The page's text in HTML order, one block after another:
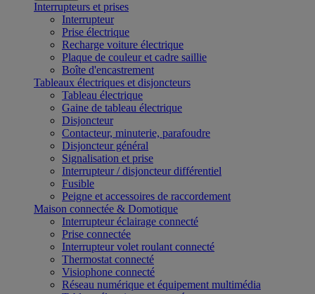
Interrupteurs et prises
Interrupteur
Prise électrique
Recharge voiture électrique
Plaque de couleur et cadre saillie
Boîte d'encastrement
Tableaux électriques et disjoncteurs
Tableau électrique
Gaine de tableau électrique
Disjoncteur
Contacteur, minuterie, parafoudre
Disjoncteur général
Signalisation et prise
Interrupteur / disjoncteur différentiel
Fusible
Peigne et accessoires de raccordement
Maison connectée & Domotique
Interrupteur éclairage connecté
Prise connectée
Interrupteur volet roulant connecté
Thermostat connecté
Visiophone connecté
Réseau numérique et équipement multimédia